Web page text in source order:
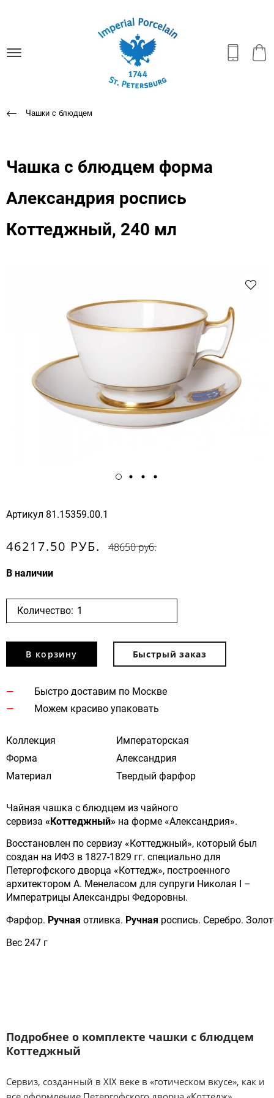
Чашки с блюдцем
Чашка с блюдцем форма
Александрия роспись
Коттеджный, 240 мл
Артикул 81.15359.00.1
46217.50 РУБ. 48650 руб.
В наличии
Количество:
В корзину Быстрый заказ
Быстро доставим по Москве
Можем красиво упаковать
Коллекция
Императорская
Форма
Александрия
Материал
Твердый фарфор
Чайная чашка с блюдцем из чайного
сервиза «Коттеджный» на форме «Александрия».
Восстановлен по сервизу «Коттеджный», который был
создан на ИФЗ в 1827-1829 гг. специально для
Петергофского дворца «Коттедж», построенного
архитектором А. Менеласом для супруги Николая I –
Императрицы Александры Федоровны.
Фарфор. Ручная отливка. Ручная роспись. Серебро.
Вес 247 г
Подробнее о комплекте чашки с блюдцем
Коттеджный
Сервиз, созданный в XIX веке в «готическом вкусе», как и